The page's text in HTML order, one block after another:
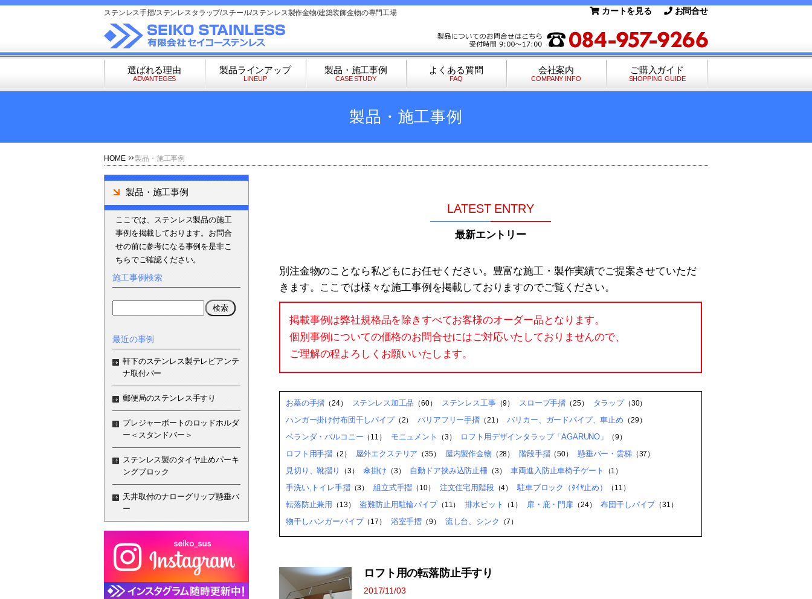
ステンレス手摺/ステンレスタラップ/スチール/ステンレス製作金物/建築装飾金物の専門工場 カートを見る お問合せ
選ばれる理由
ADVANTEGES
製品ラインアップ
LINEUP
製品・施工事例
CASE STUDY
よくある質問
FAQ
会社案内
COMPANY INFO
ご購入ガイド
SHOPPING GUIDE
製品・施工事例
HOME 製品・施工事例
LATEST ENTRY
最新エントリー
別注金物のことなら私どもにお任せください。豊富な施工・製作実績でご提案させていただ
きます。ここでは様々な施工事例を掲載しておりますのでご覧ください。
掲載事例は弊社規格品を除きすべてお客様のオーダー品となります。
個別事例についての価格のお問合せにはご対応いたしておりませんので、
ご理解の程よろしくお願いいたします。
お墓の手摺 （24） ステンレス加工品 （60） ステンレス工事（9） スロープ手摺 （25） タラップ（30）
ハンガー掛け付布団干しパイプ（2） バリアフリー手摺 （21） バリカー、ガードパイプ、車止め （29）
ベランダ・バルコニー （11） モニュメント （3） ロフト用デザインタラップ「AGARUNO」 （9）
ロフト用手摺 （2） 屋外エクステリア （35） 屋内製作金物 （28） 階段手摺（50） 懸垂バー・雲梯（37）
見切り、靴摺り （3） 傘掛け （3） 自動ドア挟み込防止柵 （3） 車両進入防止車椅子ゲート （1）
手洗い,トイレ手摺（3） 組立式手摺 （10） 注文住宅用階段（4） 駐車ブロック（ﾀｲﾔ止め） （11）
転落防止兼用 （13） 盗難防止用駐輪パイプ（11） 排水ピット （1） 扉・庇・門扉（24） 布団干しパイプ （31）
物干しハンガーパイプ（17） 浴室手摺 （9） 流し台、シンク （7）
ロフト用の転落防止手すり
2017/11/03
製品・施工事例
ここでは、ステンレス製品の施工
事例を掲載しております。お問合
せの前に参考になる事例を是非こ
ちらでご確認ください。
施工事例検索
最近の事例
軒下のステンレス製テレビアンテ
ナ取付バー
郵便局のステンレス手すり
プレジャーボートのロッドホルダ
ー＜スタンドバー＞
ステンレス製のタイヤ止めパーキ
ングブロック
天井取付のナローグリップ懸垂バ
ー